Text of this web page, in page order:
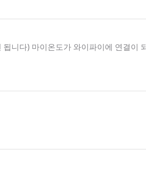
니다) 마이온도가 와이파이에 연결이